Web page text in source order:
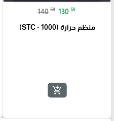
140 ₪ 130 ₪
منظم حرارة (STC - 1000)
add_shopping_cart